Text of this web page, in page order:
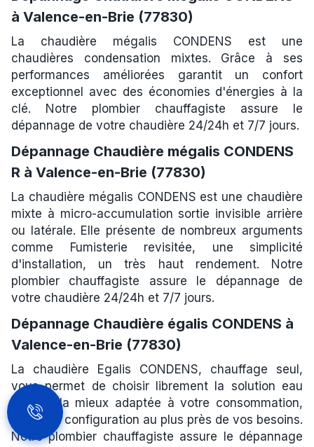
à Valence-en-Brie (77830)
La chaudière mégalis CONDENS est une
chaudières condensation mixtes. Grâce à ses
performances améliorées garantit un confort
exceptionnel avec des économies d'énergies à la
clé. Notre plombier chauffagiste assure le
dépannage de votre chaudière 24/24h et 7/7 jours.
Dépannage Chaudière mégalis CONDENS
R à Valence-en-Brie (77830)
La chaudière mégalis CONDENS est une chaudière
mixte à micro-accumulation sortie invisible arrière
ou latérale. Elle présente de nombreux arguments
comme Fumisterie revisitée, une simplicité
d'installation, un très haut rendement. Notre
plombier chauffagiste assure le dépannage de
votre chaudière 24/24h et 7/7 jours.
Dépannage Chaudière égalis CONDENS à
Valence-en-Brie (77830)
La chaudière Egalis CONDENS, chauffage seul,
vous permet de choisir librement la solution eau
chaude la mieux adaptée à votre consommation,
pour une configuration au plus près de vos besoins.
Notre plombier chauffagiste assure le dépannage